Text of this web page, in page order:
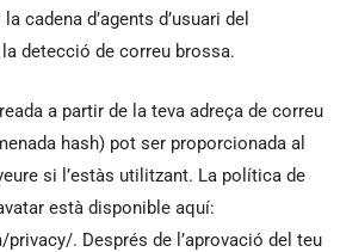
cadena d’agents d’usuari del
detecció de correu brossa.
a partir de la teva adreça de correu
hash) pot ser proporcionada al
si l’estàs utilitzant. La política de
està disponible aquí:
. Després de l’aprovació del teu